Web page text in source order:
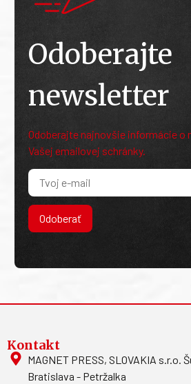
Odoberajte
newsletter
Odoberajte najnovšie informácie o
Vašej emailovej schránky.
Odoberať
Kontakt
MAGNET PRESS, SLOVAKIA s.r.o.
Bratislava - Petržalka